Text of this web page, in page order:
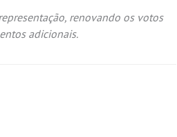
renovando os votos
adicionais.